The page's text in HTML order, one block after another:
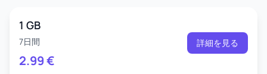
1 GB
7日間
2.99€
詳細を見る